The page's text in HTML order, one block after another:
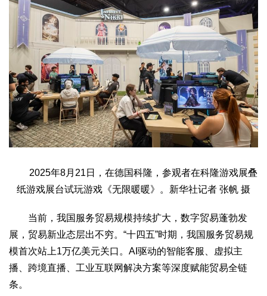
2025年8月21日，在德国科隆，参观者在科隆游戏展叠
纸游戏展台试玩游戏《无限暖暖》。新华社记者 张帆 摄
当前，我国服务贸易规模持续扩大，数字贸易蓬勃发
展，贸易新业态层出不穷。“十四五”时期，我国服务贸易规
模首次站上1万亿美元关口。AI驱动的智能客服、虚拟主
播、跨境直播、工业互联网解决方案等深度赋能贸易全链
条。